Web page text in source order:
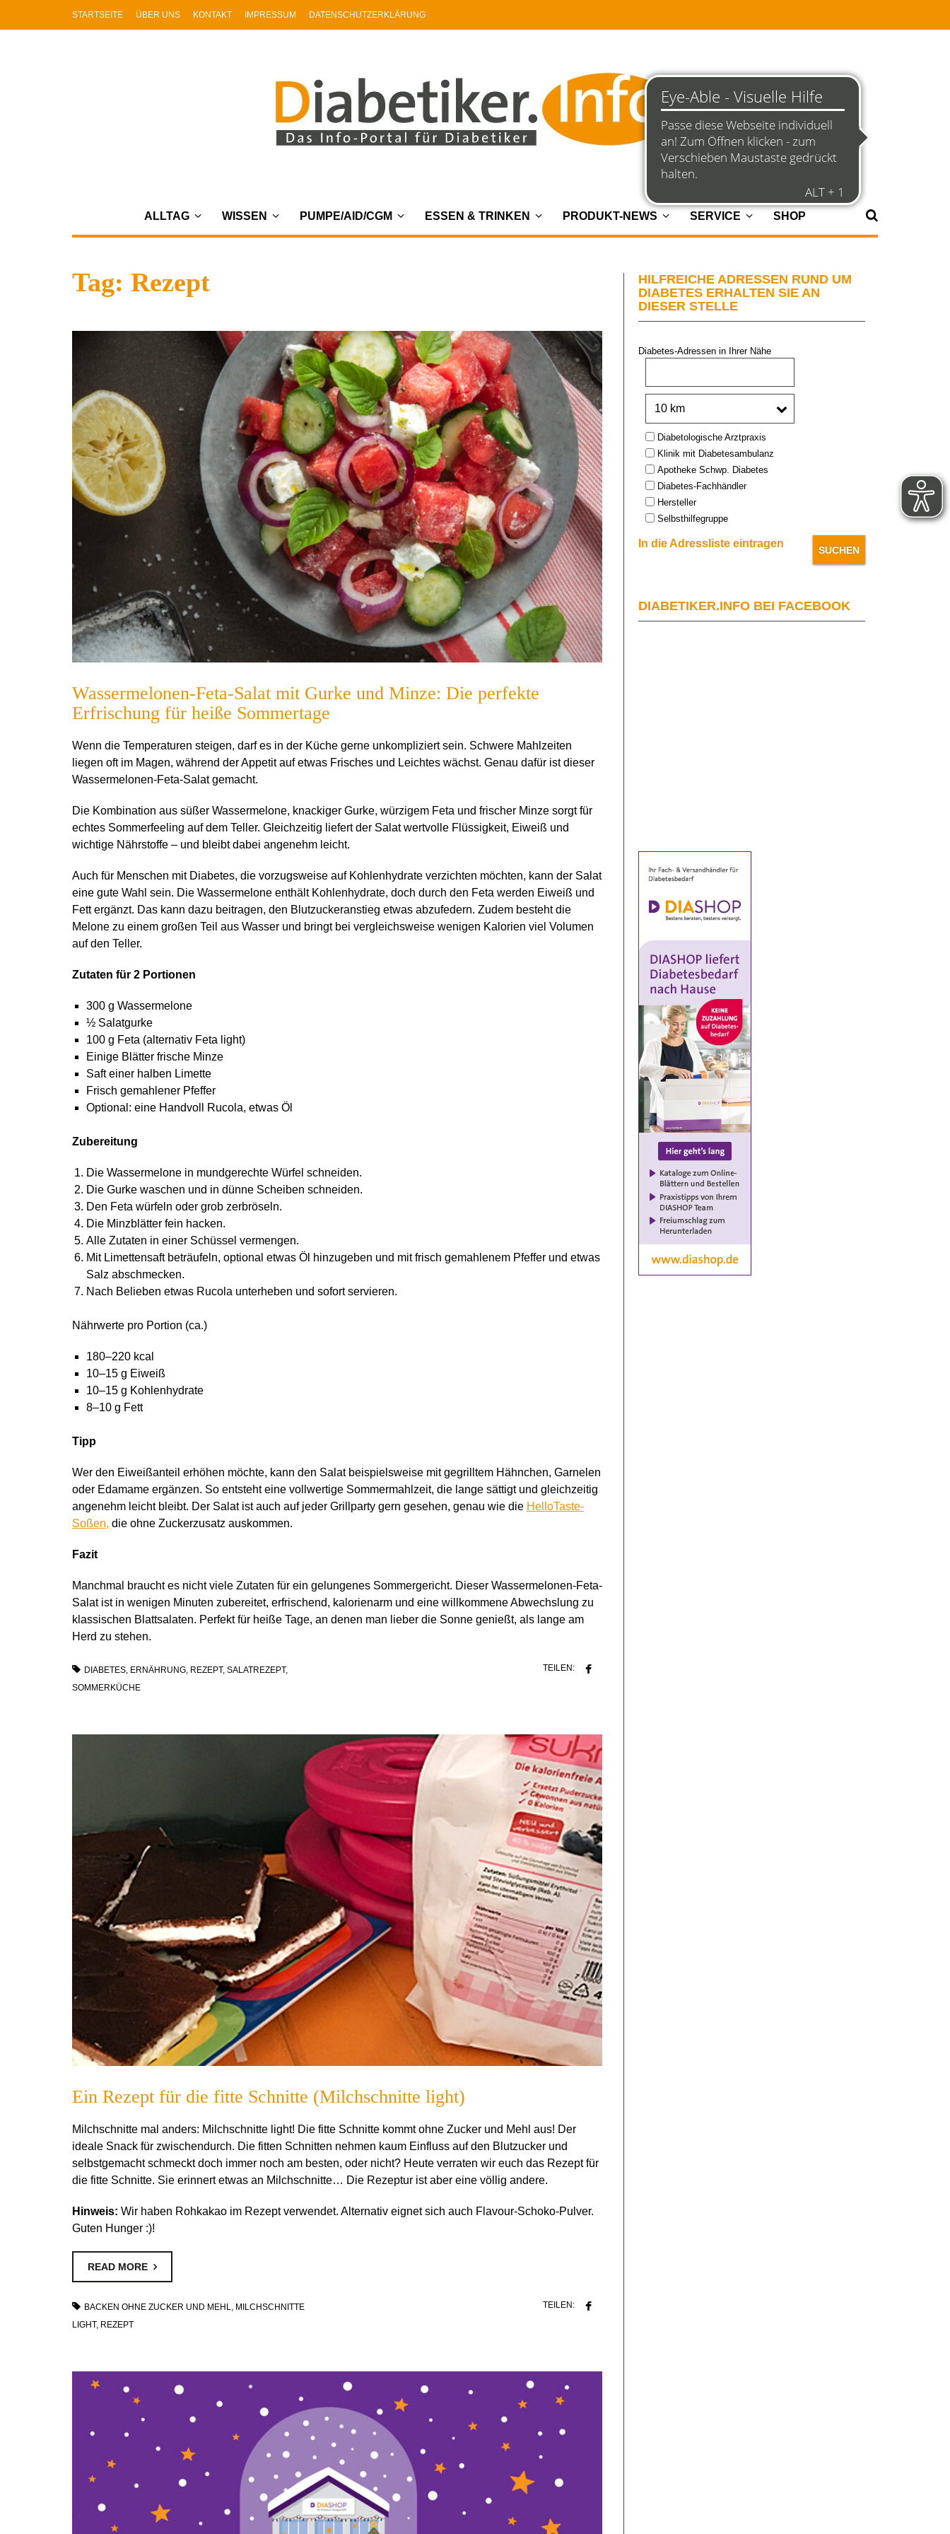
STARTSEITE ÜBER UNS KONTAKT IMPRESSUM DATENSCHUTZERKLÄRUNG
ALLTAG WISSEN PUMPE/AID/CGM ESSEN & TRINKEN PRODUKT-NEWS SERVICE SHOP
Tag: Rezept
Wassermelonen-Feta-Salat mit Gurke und Minze: Die perfekte
Erfrischung für heiße Sommertage
Wenn die Temperaturen steigen, darf es in der Küche gerne unkompliziert sein. Schwere Mahlzeiten
liegen oft im Magen, während der Appetit auf etwas Frisches und Leichtes wächst. Genau dafür ist dieser
Wassermelonen-Feta-Salat gemacht.
Die Kombination aus süßer Wassermelone, knackiger Gurke, würzigem Feta und frischer Minze sorgt für
echtes Sommerfeeling auf dem Teller. Gleichzeitig liefert der Salat wertvolle Flüssigkeit, Eiweiß und
wichtige Nährstoffe – und bleibt dabei angenehm leicht.
Auch für Menschen mit Diabetes, die vorzugsweise auf Kohlenhydrate verzichten möchten, kann der Salat
eine gute Wahl sein. Die Wassermelone enthält Kohlenhydrate, doch durch den Feta werden Eiweiß und
Fett ergänzt. Das kann dazu beitragen, den Blutzuckeranstieg etwas abzufedern. Zudem besteht die
Melone zu einem großen Teil aus Wasser und bringt bei vergleichsweise wenigen Kalorien viel Volumen
auf den Teller.
Zutaten für 2 Portionen
300 g Wassermelone
½ Salatgurke
100 g Feta (alternativ Feta light)
Einige Blätter frische Minze
Saft einer halben Limette
Frisch gemahlener Pfeffer
Optional: eine Handvoll Rucola, etwas Öl
Zubereitung
Die Wassermelone in mundgerechte Würfel schneiden.
Die Gurke waschen und in dünne Scheiben schneiden.
Den Feta würfeln oder grob zerbröseln.
Die Minzblätter fein hacken.
Alle Zutaten in einer Schüssel vermengen.
Mit Limettensaft beträufeln, optional etwas Öl hinzugeben und mit frisch gemahlenem Pfeffer und etwas
Salz abschmecken.
Nach Belieben etwas Rucola unterheben und sofort servieren.
Nährwerte pro Portion (ca.)
180–220 kcal
10–15 g Eiweiß
10–15 g Kohlenhydrate
8–10 g Fett
Tipp
Wer den Eiweißanteil erhöhen möchte, kann den Salat beispielsweise mit gegrilltem Hähnchen, Garnelen
oder Edamame ergänzen. So entsteht eine vollwertige Sommermahlzeit, die lange sättigt und gleichzeitig
angenehm leicht bleibt. Der Salat ist auch auf jeder Grillparty gern gesehen, genau wie die HelloTaste-
Soßen, die ohne Zuckerzusatz auskommen.
Fazit
Manchmal braucht es nicht viele Zutaten für ein gelungenes Sommergericht. Dieser Wassermelonen-Feta-
Salat ist in wenigen Minuten zubereitet, erfrischend, kalorienarm und eine willkommene Abwechslung zu
klassischen Blattsalaten. Perfekt für heiße Tage, an denen man lieber die Sonne genießt, als lange am
Herd zu stehen.
DIABETES, ERNÄHRUNG, REZEPT, SALATREZEPT,
SOMMERKÜCHE
TEILEN:
Ein Rezept für die fitte Schnitte (Milchschnitte light)
Milchschnitte mal anders: Milchschnitte light! Die fitte Schnitte kommt ohne Zucker und Mehl aus! Der
ideale Snack für zwischendurch. Die fitten Schnitten nehmen kaum Einfluss auf den Blutzucker und
selbstgemacht schmeckt doch immer noch am besten, oder nicht? Heute verraten wir euch das Rezept für
die fitte Schnitte. Sie erinnert etwas an Milchschnitte… Die Rezeptur ist aber eine völlig andere.
Hinweis: Wir haben Rohkakao im Rezept verwendet. Alternativ eignet sich auch Flavour-Schoko-Pulver.
Guten Hunger :)!
READ MORE
BACKEN OHNE ZUCKER UND MEHL, MILCHSCHNITTE
LIGHT, REZEPT
TEILEN:
HILFREICHE ADRESSEN RUND UM
DIABETES ERHALTEN SIE AN
DIESER STELLE
Diabetes-Adressen in Ihrer Nähe
Type:Diabetologische Arztpraxis
Klinik mit Diabetesambulanz
Apotheke Schwp. Diabetes
Diabetes-Fachhändler
Hersteller
Selbsthilfegruppe
In die Adressliste eintragen
DIABETIKER.INFO BEI FACEBOOK